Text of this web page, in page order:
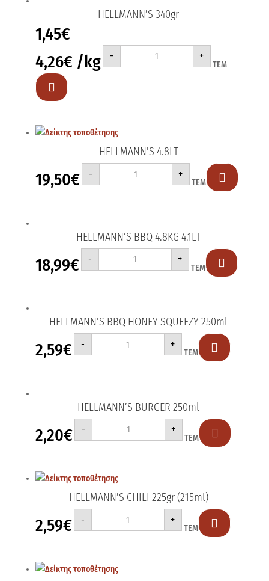
HELLMANN’S 340gr
1,45€
4,26€ /kg -
HELLMANN'S
ποσότητα
+
ΤΕΜ

HELLMANN’S 4.8LT
19,50€ -
HELLMANN'S
ποσότητα
+
ΤΕΜ 
HELLMANN’S BBQ 4.8KG 4.1LT
18,99€ -
HELLMANN'S
4.8KG
+
ΤΕΜ 
HELLMANN’S BBQ HONEY SQUEEZY 250ml
2,59€ -
HELLMANN'S
HONEY
+
ΤΕΜ 
HELLMANN’S BURGER 250ml
2,20€ -
HELLMANN'S
250ml
+
ΤΕΜ 
HELLMANN’S CHILI 225gr (215ml)
2,59€ -
HELLMANN'S
225gr
+
ΤΕΜ 